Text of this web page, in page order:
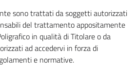
sono trattati da soggetti autorizzati
del trattamento appositamente
in qualità di Titolare o da
ad accedervi in forza di
e normative.